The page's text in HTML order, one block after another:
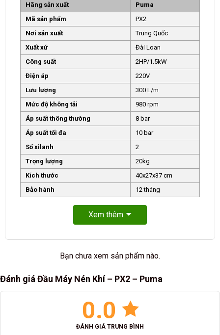
Hãng sản xuất
Puma
Mã sản phẩm
PX2
Nơi sản xuất
Trung Quốc
Xuất xứ
Đài Loan
Công suất
2HP/1.5kW
Điện áp
220V
Lưu lượng
300 L/m
Mức độ không tải
980 rpm
Áp suất thông thường
8 bar
Áp suất tối đa
10 bar
Số xilanh
2
Trọng lượng
20kg
Kích thước
40x27x37 cm
Bảo hành
12 tháng
Xem thêm
Bạn chưa xem sản phẩm nào.
Đánh giá Đầu Máy Nén Khí – PX2 – Puma
0.0
ĐÁNH GIÁ TRUNG BÌNH